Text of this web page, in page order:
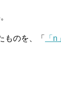
ものを、「 「